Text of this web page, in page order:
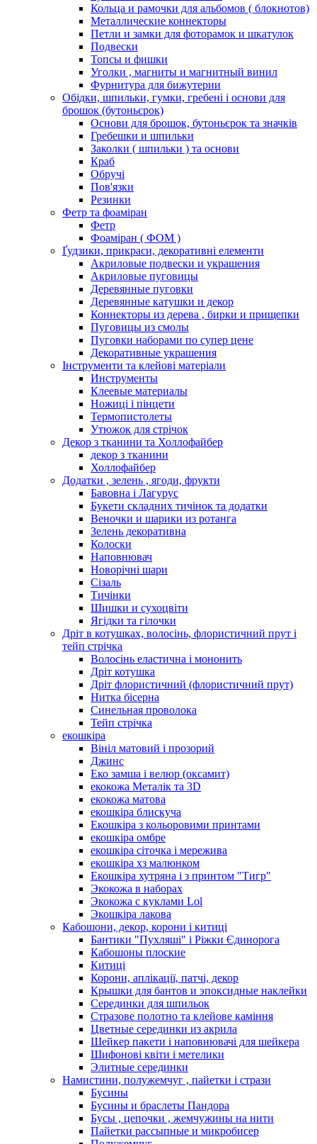
Кольца и рамочки для альбомов ( блокнотов)
Металлические коннекторы
Петли и замки для фоторамок и шкатулок
Подвески
Топсы и фишки
Уголки , магниты и магнитный винил
Фурнитура для бижутерии
Обідки, шпильки, гумки, гребені і основи для
брошок (бутоньєрок)
Основи для брошок, бутоньєрок та значків
Гребешки и шпильки
Заколки ( шпильки ) та основи
Краб
Обручі
Пов'язки
Резинки
Фетр та фоаміран
Фетр
Фоаміран ( ФОМ )
Ґудзики, прикраси, декоративні елементи
Акриловые подвески и украшения
Акриловые пуговицы
Деревянные пуговки
Деревянные катушки и декор
Коннекторы из дерева , бирки и прищепки
Пуговицы из смолы
Пуговки наборами по супер цене
Декоративные украшения
Інструменти та клейові матеріали
Инструменты
Клеевые материалы
Ножиці і пінцети
Термопистолеты
Утюжок для стрічок
Декор з тканини та Холлофайбер
декор з тканини
Холлофайбер
Додатки , зелень , ягоди, фрукти
Бавовна і Лагурус
Букети складних тичінок та додатки
Веночки и шарики из ротанга
Зелень декоративна
Колоски
Наповнювач
Новорічні шари
Сізаль
Тичінки
Шишки и сухоцвіти
Ягідки та гілочки
Дріт в котушках, волосінь, флористичний прут і
тейп стрічка
Волосінь еластична і мононить
Дріт котушка
Дріт флористичний (флористичний прут)
Нитка бісерна
Синельная проволока
Тейп стрічка
екошкіра
Вініл матовий і прозорий
Джинс
Еко замша і велюр (оксамит)
екокожа Металік та 3D
екокожа матова
екошкіра блискуча
Екошкіра з кольоровими принтами
екошкіра омбре
екошкіра сіточка і мережива
екошкіра хз малюнком
Екошкіра хутряна і з принтом "Тигр"
Экокожа в наборах
Экокожа с куклами Lol
Экошкiра лакова
Кабошони, декор, корони і китиці
Бантики "Пухляші" і Ріжки Єдинорога
Кабошоны плоские
Китиці
Корони, аплікації, патчі, декор
Крышки для бантов и эпоксидные наклейки
Серединки для шпильок
Стразове полотно та клейове каміння
Цветные серединки из акрила
Шейкер пакети і наповнювачі для шейкера
Шифонові квіти і метелики
Элитные серединки
Намистини, полужемчуг , пайетки і стрази
Бусины
Бусины и браслеты Пандора
Бусы , цепочки , жемчужины на нити
Пайетки рассыпные и микробисер